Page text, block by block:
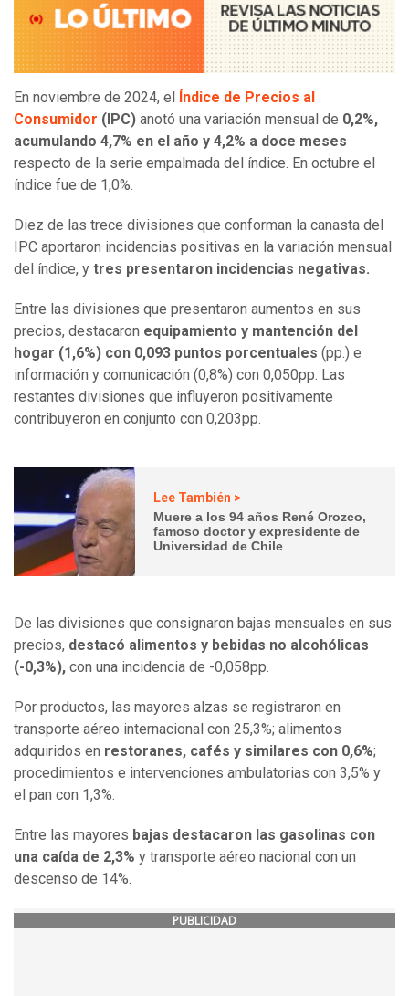
En noviembre de 2024, el
Índice de Precios al
Consumidor (IPC) anotó una variación mensual de 0,2%,
acumulando 4,7% en el año y 4,2% a doce meses
respecto de la serie empalmada del índice. En octubre el
índice fue de 1,0%.
Diez de las trece divisiones que conforman la canasta del
IPC aportaron incidencias positivas en la variación mensual
del índice, y tres presentaron incidencias negativas.
Entre las divisiones que presentaron aumentos en sus
precios, destacaron equipamiento y mantención del
hogar (1,6%) con 0,093 puntos porcentuales (pp.) e
información y comunicación (0,8%) con 0,050pp. Las
restantes divisiones que influyeron positivamente
contribuyeron en conjunto con 0,203pp.
Lee También >
Muere a los 94 años René Orozco,
famoso doctor y expresidente de
Universidad de Chile
De las divisiones que consignaron bajas mensuales en sus
precios, destacó alimentos y bebidas no alcohólicas
(-0,3%), con una incidencia de -0,058pp.
Por productos, las mayores alzas se registraron en
transporte aéreo internacional con 25,3%; alimentos
adquiridos en restoranes, cafés y similares con 0,6%;
procedimientos e intervenciones ambulatorias con 3,5% y
el pan con 1,3%.
Entre las mayores bajas destacaron las gasolinas con
una caída de 2,3% y transporte aéreo nacional con un
descenso de 14%.
PUBLICIDAD